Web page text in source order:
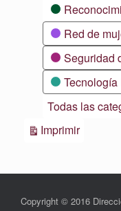
Red de
Seguridad
Todas las
ImprimirVistas
Copyright © 2016